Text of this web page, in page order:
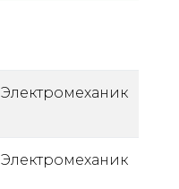
Электромеханик
Электромеханик